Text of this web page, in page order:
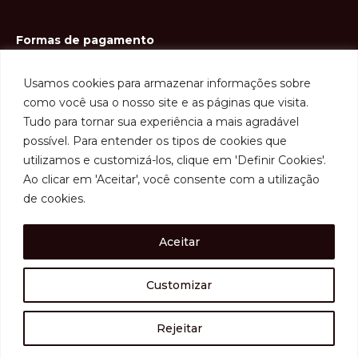
Usamos cookies para armazenar informações sobre
como você usa o nosso site e as páginas que visita.
Tudo para tornar sua experiência a mais agradável
possível. Para entender os tipos de cookies que
utilizamos e customizá-los, clique em 'Definir Cookies'.
Ao clicar em 'Aceitar', você consente com a utilização
de cookies.
Customizar
Rejeitar
Aceitar
Formas de pagamento
ACOMPANHAR PEDIDO
Copyright © 2026 Alpawines